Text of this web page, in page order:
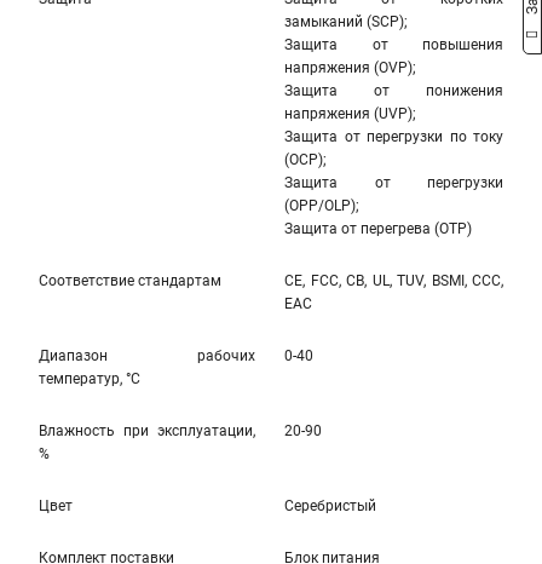
замыканий (SCP);
Защита от повышения
напряжения (OVP);
Защита от понижения
напряжения (UVP);
Защита от перегрузки по току
(OCP);
Защита от перегрузки
(OPP/OLP);
Защита от перегрева (OTP)
Соответствие стандартам
CE, FCC, CB, UL, TUV, BSMI, CCC,
EAC
Диапазон рабочих
температур, °С
0-40
Влажность при эксплуатации,
%
20-90
Цвет Серебристый
Комплект поставки Блок питания